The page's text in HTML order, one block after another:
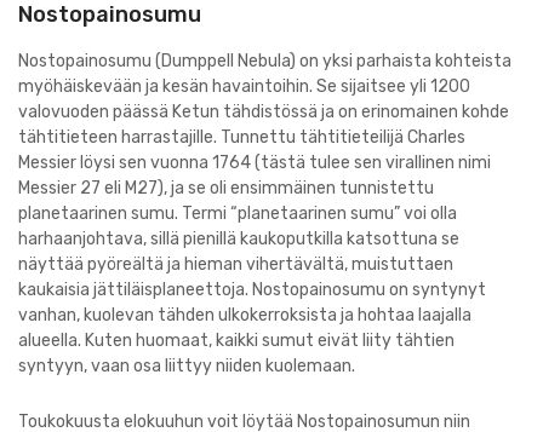
Nostopainosumu
Nostopainosumu (Dumppell Nebula) on yksi parhaista kohteista
myöhäiskevään ja kesän havaintoihin. Se sijaitsee yli 1200
valovuoden päässä Ketun tähdistössä ja on erinomainen kohde
tähtitieteen harrastajille. Tunnettu tähtitieteilijä Charles
Messier löysi sen vuonna 1764 (tästä tulee sen virallinen nimi
Messier 27 eli M27), ja se oli ensimmäinen tunnistettu
planetaarinen sumu. Termi “planetaarinen sumu” voi olla
harhaanjohtava, sillä pienillä kaukoputkilla katsottuna se
näyttää pyöreältä ja hieman vihertävältä, muistuttaen
kaukaisia jättiläisplaneettoja. Nostopainosumu on syntynyt
vanhan, kuolevan tähden ulkokerroksista ja hohtaa laajalla
alueella. Kuten huomaat, kaikki sumut eivät liity tähtien
syntyyn, vaan osa liittyy niiden kuolemaan.
Toukokuusta elokuuhun voit löytää Nostopainosumun niin